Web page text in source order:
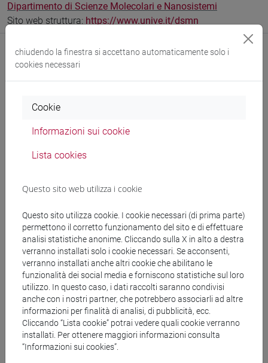
Dipartimento di Scienze Molecolari e Nanosistemi
Sito web struttura: https://www.unive.it/dsmn
Comunicazioni
Didattica
Pubblicazioni
CV
Ricevimento
giovedì dalle 15.00 alle 18.00 presso lo studio del Docente
(edificio ALFA - 7 piano)
chiudendo la finestra si accettano automaticamente solo i
cookies necessari
Cookie
Informazioni sui cookie
Lista cookies
Questo sito web utilizza i cookie
Questo sito utilizza cookie. I cookie necessari (di prima parte)
permettono il corretto funzionamento del sito e di effettuare
analisi statistiche anonime. Cliccando sulla X in alto a destra
verranno installati solo i cookie necessari. Se acconsenti,
verranno installati anche altri cookie che abilitano le
funzionalità dei social media e forniscono statistiche sul loro
utilizzo. In questo caso, i dati raccolti saranno condivisi
anche con i nostri partner, che potrebbero associarli ad altre
informazioni per finalità di analisi, di pubblicità, ecc.
Cliccando “Lista cookie” potrai vedere quali cookie verranno
installati. Per ottenere maggiori informazioni consulta
“Informazioni sui cookies”.